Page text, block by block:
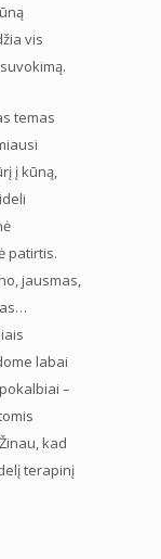
vis
temas
į kūną,
patirtis.
jausmas,
labai
–
kad
terapinį